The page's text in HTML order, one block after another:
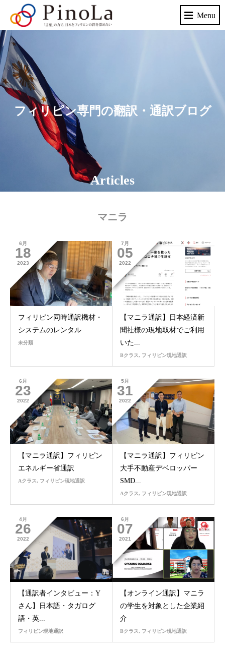
Articles
フィリピン専門の翻訳・通訳ブログ
マニラ
6月
18
2023
フィリピン同時通訳機材・
システムのレンタル
未分類
7月
05
2022
【マニラ通訳】日本経済新
聞社様の現地取材でご利用
いた...
Bクラス, フィリピン現地通訳
6月
23
2022
【マニラ通訳】フィリピン
エネルギー省通訳
Aクラス, フィリピン現地通訳
5月
31
2022
【マニラ通訳】フィリピン
大手不動産デベロッパー
SMD...
Aクラス, フィリピン現地通訳
4月
26
2022
【通訳者インタビュー：Y
さん】日本語・タガログ
語・英...
フィリピン現地通訳
6月
07
2021
【オンライン通訳】マニラ
の学生を対象とした企業紹
介
Bクラス, フィリピン現地通訳